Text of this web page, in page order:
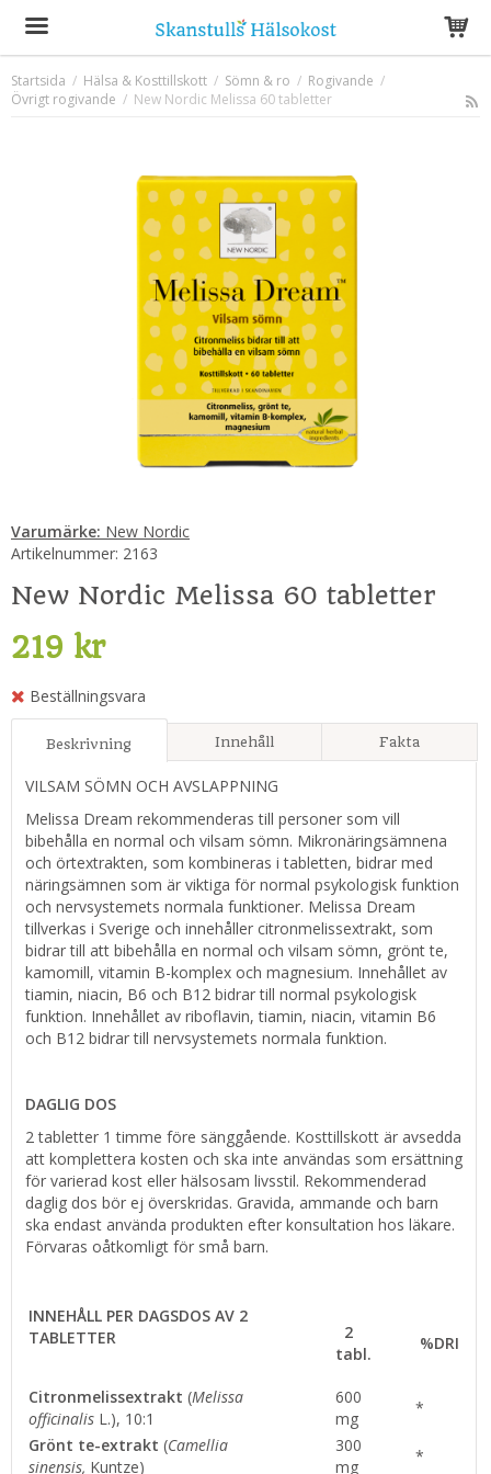
Produkten har blivit tillagd i varukorgen
Startsida / Hälsa & Kosttillskott / Sömn & ro / Rogivande /
Övrigt rogivande / New Nordic Melissa 60 tabletter
Varumärke: New Nordic
Artikelnummer: 2163
New Nordic Melissa 60 tabletter
219 kr
Beställningsvara
Beskrivning Innehåll Fakta
VILSAM SÖMN OCH AVSLAPPNING
Melissa Dream rekommenderas till personer som vill
bibehålla en normal och vilsam sömn. Mikronäringsämnena
och örtextrakten, som kombineras i tabletten, bidrar med
näringsämnen som är viktiga för normal psykologisk funktion
och nervsystemets normala funktioner. Melissa Dream
tillverkas i Sverige och innehåller citronmelissextrakt, som
bidrar till att bibehålla en normal och vilsam sömn, grönt te,
kamomill, vitamin B-komplex och magnesium. Innehållet av
tiamin, niacin, B6 och B12 bidrar till normal psykologisk
funktion. Innehållet av riboflavin, tiamin, niacin, vitamin B6
och B12 bidrar till nervsystemets normala funktion.
DAGLIG DOS
2 tabletter 1 timme före sänggående. Kosttillskott är avsedda
att komplettera kosten och ska inte användas som ersättning
för varierad kost eller hälsosam livsstil. Rekommenderad
daglig dos bör ej överskridas. Gravida, ammande och barn
ska endast använda produkten efter konsultation hos läkare.
Förvaras oåtkomligt för små barn.
INNEHÅLL PER DAGSDOS AV 2
TABLETTER
2
tabl.
%DRI
Citronmelissextrakt (Melissa
officinalis L.), 10:1
600
mg
*
Grönt te-extrakt (Camellia
sinensis, Kuntze)
300
mg
*